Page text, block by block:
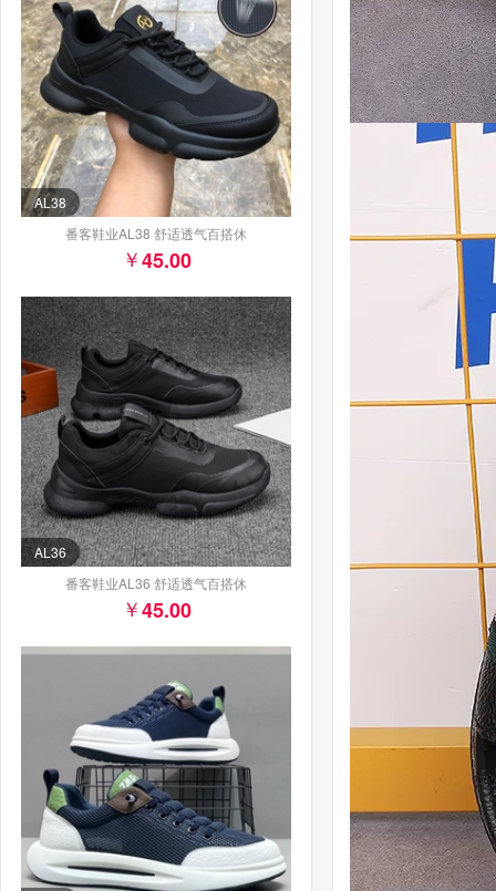
AL38
番客鞋业AL38 舒适透气百搭休
45.00
AL36
番客鞋业AL36 舒适透气百搭休
45.00